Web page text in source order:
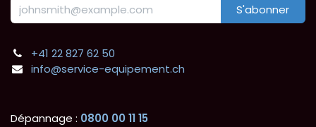
S'abonner
+41 22 827 62 50
info@service-equipement.ch
Dépannage : 0800 00 11 15